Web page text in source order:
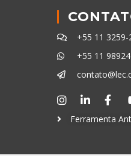
+55 11 3259-
+55 11
Ferramenta